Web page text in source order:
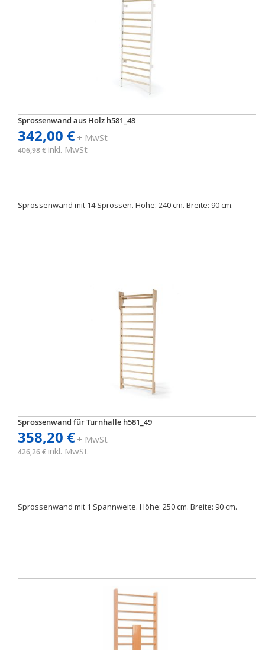
Sprossenwand aus Holz h581_48
342,00 €+ MwSt
406,98 € inkl. MwSt
Sprossenwand mit 14 Sprossen. Höhe: 240 cm. Breite: 90 cm.
Sprossenwand für Turnhalle h581_49
358,20 €+ MwSt
426,26 € inkl. MwSt
Sprossenwand mit 1 Spannweite. Höhe: 250 cm. Breite: 90 cm.